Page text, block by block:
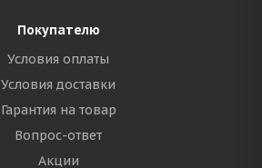
Покупателю
Условия оплаты
Условия доставки
Гарантия на товар
Вопрос-ответ
Акции